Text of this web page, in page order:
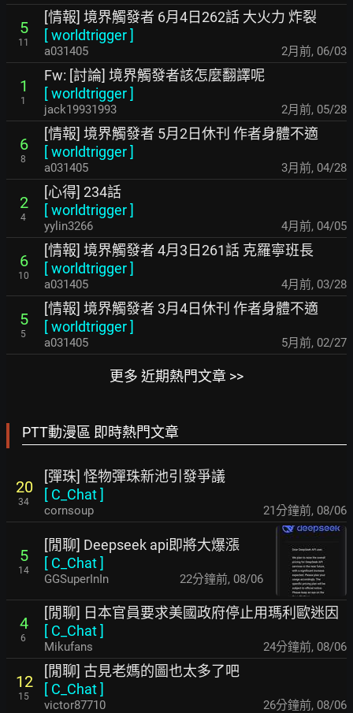
5
11
[情報] 境界觸發者 6月4日262話 大火力 炸裂
[worldtrigger]
a031405 2月前, 06/03
1
1
Fw: [討論] 境界觸發者該怎麼翻譯呢
[worldtrigger]
jack19931993 2月前, 05/28
6
8
[情報] 境界觸發者 5月2日休刊 作者身體不適
[worldtrigger]
a031405 3月前, 04/28
2
4
[心得] 234話
[worldtrigger]
yylin3266 4月前, 04/05
6
10
[情報] 境界觸發者 4月3日261話 克羅寧班長
[worldtrigger]
a031405 4月前, 03/28
5
5
[情報] 境界觸發者 3月4日休刊 作者身體不適
[worldtrigger]
a031405 5月前, 02/27
更多 近期熱門文章 >>
PTT動漫區 即時熱門文章
20
34
[彈珠] 怪物彈珠新池引發爭議
[ C_Chat]
cornsoup 21分鐘前, 08/06
5
14
[閒聊] Deepseek api即將大爆漲
[ C_Chat]
GGSuperInIn 22分鐘前, 08/06
4
6
[閒聊] 日本官員要求美國政府停止用瑪利歐迷因
[ C_Chat]
Mikufans 24分鐘前, 08/06
12
15
[閒聊] 古見老媽的圖也太多了吧
[ C_Chat]
victor87710 26分鐘前, 08/06